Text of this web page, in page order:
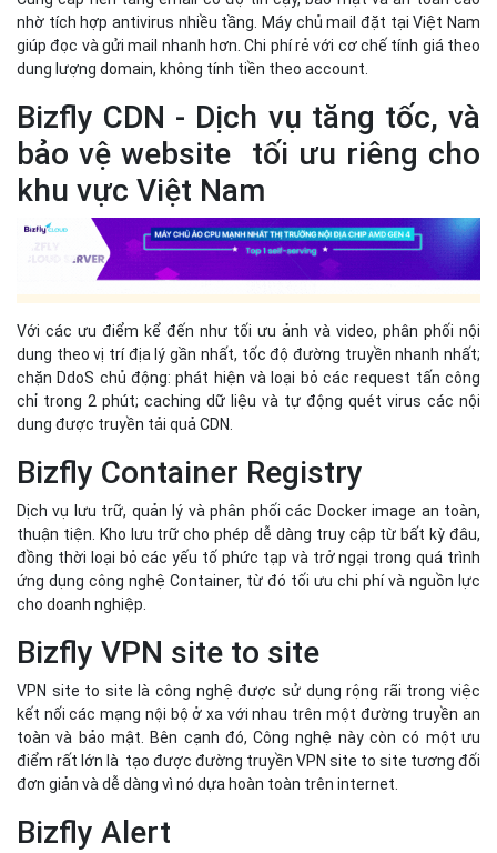
nhờ tích hợp antivirus nhiều tầng. Máy chủ mail đặt tại Việt Nam
giúp đọc và gửi mail nhanh hơn. Chi phí rẻ với cơ chế tính giá theo
dung lượng domain, không tính tiền theo account.
Bizfly CDN - Dịch vụ tăng tốc, và
bảo vệ website tối ưu riêng cho
khu vực Việt Nam
Với các ưu điểm kể đến như tối ưu ảnh và video, phân phối nội
dung theo vị trí địa lý gần nhất, tốc độ đường truyền nhanh nhất;
chặn DdoS chủ động: phát hiện và loại bỏ các request tấn công
chỉ trong 2 phút; caching dữ liệu và tự động quét virus các nội
dung được truyền tải quả CDN.
Bizfly Container Registry
Dịch vụ lưu trữ, quản lý và phân phối các Docker image an toàn,
thuận tiện. Kho lưu trữ cho phép dễ dàng truy cập từ bất kỳ đâu,
đồng thời loại bỏ các yếu tố phức tạp và trở ngại trong quá trình
ứng dụng công nghệ Container, từ đó tối ưu chi phí và nguồn lực
cho doanh nghiệp.
Bizfly VPN site to site
VPN site to site là công nghệ được sử dụng rộng rãi trong việc
kết nối các mạng nội bộ ở xa với nhau trên một đường truyền an
toàn và bảo mật. Bên cạnh đó, Công nghệ này còn có một ưu
điểm rất lớn là tạo được đường truyền VPN site to site tương đối
đơn giản và dễ dàng vì nó dựa hoàn toàn trên internet.
Bizfly Alert